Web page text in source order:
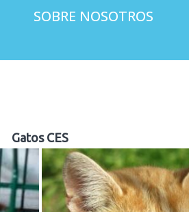
SOBRE NOSOTROS
Gatos CES